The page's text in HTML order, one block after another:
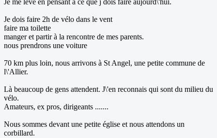
Je me lève en pensant à ce que j dois faire aujourd\'hui.
Je dois faire 2h de vélo dans le vent
faire ma toilette
manger et partir à la rencontre de mes parents.
nous prendrons une voiture
70 km plus loin, nous arrivons à St Angel, une petite commune de
l\'Allier.
Là beaucoup de gens attendent. J\'en reconnais qui sont du milieu du
vélo.
Amateurs, ex pros, dirigeants .......
Nous sommes devant une petite église et nous attendons un
corbillard.